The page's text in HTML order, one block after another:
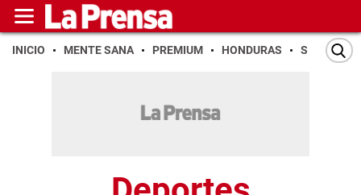
INICIO MENTE SANA PREMIUM HONDURAS SAN PEDRO